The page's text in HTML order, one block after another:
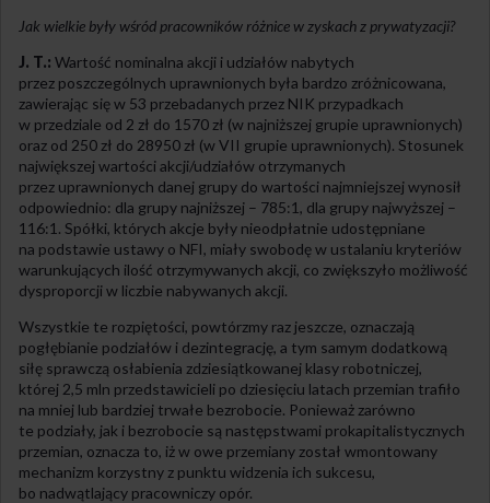
Jak wielkie były wśród pracowników różnice w zyskach z prywatyzacji?
J. T.: Wartość nominalna akcji i udziałów nabytych
przez poszczególnych uprawnionych była bardzo zróżnicowana,
zawierając się w 53 przebadanych przez NIK przypadkach
w przedziale od 2 zł do 1570 zł (w najniższej grupie uprawnionych)
oraz od 250 zł do 28950 zł (w VII grupie uprawnionych). Stosunek
największej wartości akcji/udziałów otrzymanych
przez uprawnionych danej grupy do wartości najmniejszej wynosił
odpowiednio: dla grupy najniższej – 785:1, dla grupy najwyższej –
116:1. Spółki, których akcje były nieodpłatnie udostępniane
na podstawie ustawy o NFI, miały swobodę w ustalaniu kryteriów
warunkujących ilość otrzymywanych akcji, co zwiększyło możliwość
dysproporcji w liczbie nabywanych akcji.
Wszystkie te rozpiętości, powtórzmy raz jeszcze, oznaczają
pogłębianie podziałów i dezintegrację, a tym samym dodatkową
siłę sprawczą osłabienia zdziesiątkowanej klasy robotniczej,
której 2,5 mln przedstawicieli po dziesięciu latach przemian trafiło
na mniej lub bardziej trwałe bezrobocie. Ponieważ zarówno
te podziały, jak i bezrobocie są następstwami prokapitalistycznych
przemian, oznacza to, iż w owe przemiany został wmontowany
mechanizm korzystny z punktu widzenia ich sukcesu,
bo nadwątlający pracowniczy opór.